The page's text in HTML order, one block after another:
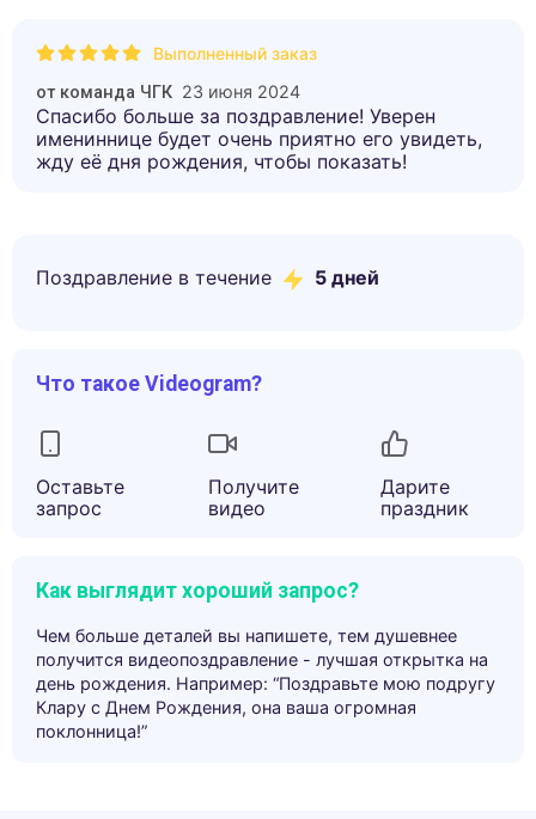
Выполненный заказ
от команда ЧГК 23 июня 2024
Спасибо больше за поздравление! Уверен
имениннице будет очень приятно его увидеть,
жду её дня рождения, чтобы показать!
Поздравление в течение 5 дней
Что такое Videogram?
Оставьте
запрос
Получите
видео
Дарите
праздник
Как выглядит хороший запрос?
Чем больше деталей вы напишете, тем душевнее
получится видеопоздравление - лучшая открытка на
день рождения. Например: “Поздравьте мою подругу
Клару с Днем Рождения, она ваша огромная
поклонница!”